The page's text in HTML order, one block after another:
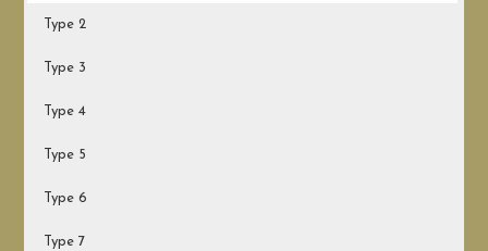
Type 2
Type 3
Type 4
Type 5
Type 6
Type 7